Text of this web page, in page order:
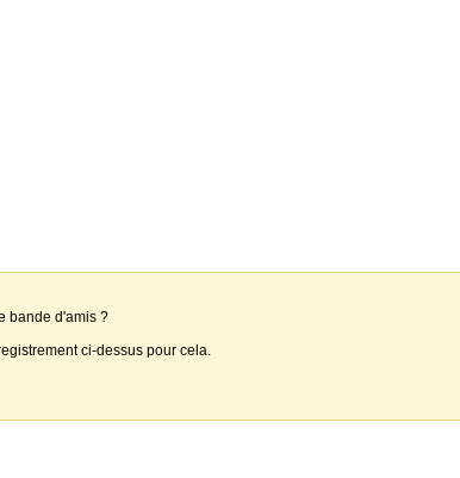
bande d'amis ?
ci-dessus pour cela.